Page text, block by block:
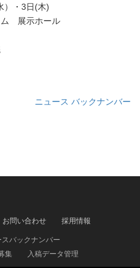
（水）・3日(木)
展示ホール
ニュース バックナンバー
お問い合わせ 採用情報
スバックナンバー
集 入稿データ管理